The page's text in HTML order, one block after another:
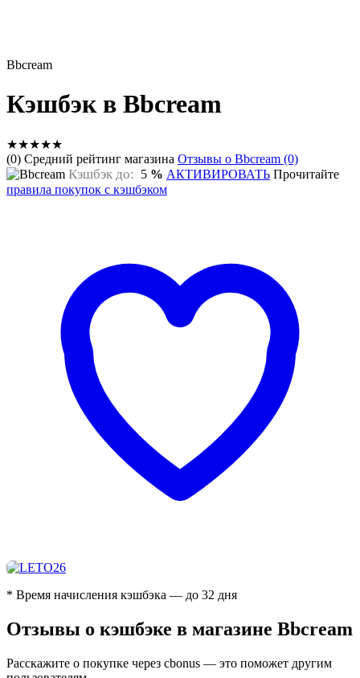
Bbcream
Кэшбэк в Bbcream
★★★★★
(0) Средний рейтинг магазина Отзывы о Bbcream (0)
Кэшбэк до: 5 % АКТИВИРОВАТЬ Прочитайте
правила покупок с кэшбэком
* Время начисления кэшбэка — до 32 дня
Отзывы о кэшбэке в магазине Bbcream
Расскажите о покупке через cbonus — это поможет другим